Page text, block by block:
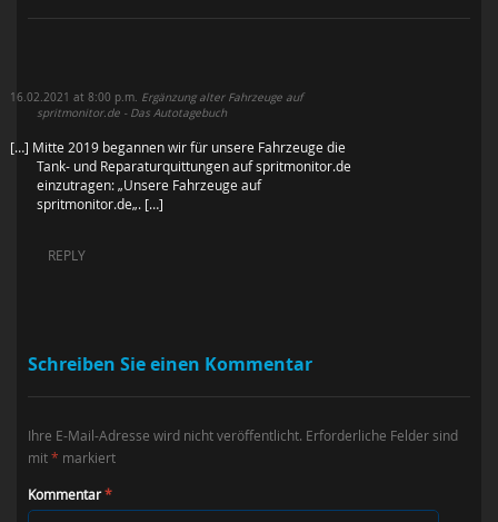
16.02.2021 at 8:00 p.m. Ergänzung alter Fahrzeuge auf
spritmonitor.de - Das Autotagebuch
[…] Mitte 2019 begannen wir für unsere Fahrzeuge die
Tank- und Reparaturquittungen auf spritmonitor.de
einzutragen: „Unsere Fahrzeuge auf
spritmonitor.de„. […]
REPLY
Schreiben Sie einen Kommentar
Ihre E-Mail-Adresse wird nicht veröffentlicht. Erforderliche Felder sind
mit* markiert
Kommentar*